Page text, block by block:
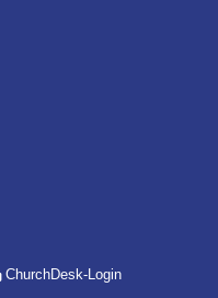
ChurchDesk-Login